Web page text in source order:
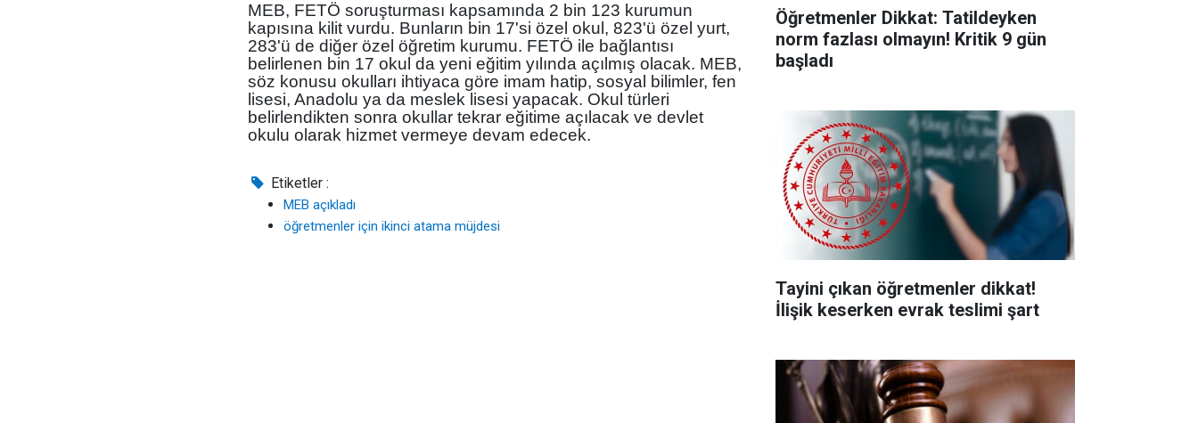
MEB, FETÖ soruşturması kapsamında 2 bin 123 kurumun
kapısına kilit vurdu. Bunların bin 17'si özel okul, 823'ü özel yurt,
283'ü de diğer özel öğretim kurumu. FETÖ ile bağlantısı
belirlenen bin 17 okul da yeni eğitim yılında açılmış olacak. MEB,
söz konusu okulları ihtiyaca göre imam hatip, sosyal bilimler, fen
lisesi, Anadolu ya da meslek lisesi yapacak. Okul türleri
belirlendikten sonra okullar tekrar eğitime açılacak ve devlet
okulu olarak hizmet vermeye devam edecek.
Etiketler :
MEB açıkladı
öğretmenler için ikinci atama müjdesi
Öğretmenler Dikkat: Tatildeyken
norm fazlası olmayın! Kritik 9 gün
başladı
Tayini çıkan öğretmenler dikkat!
İlişik keserken evrak teslimi şart